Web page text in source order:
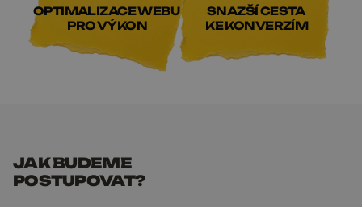
OPTIMALIZACE WEBU
PRO VÝKON
SNAZŠÍ CESTA
KE KONVERZÍM
JAK BUDEME
POSTUPOVAT?